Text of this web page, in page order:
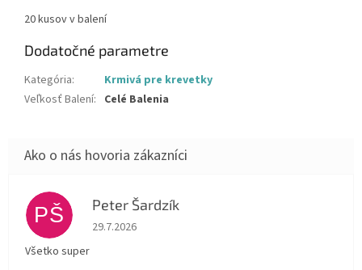
20 kusov v balení
Dodatočné parametre
Kategória:
Krmivá pre krevetky
Veľkosť Balení: Celé Balenia
PŠ Peter Šardzík
Hodnotenie obchodu je 5 z 5 hviezdičiek.
29.7.2026
Všetko super